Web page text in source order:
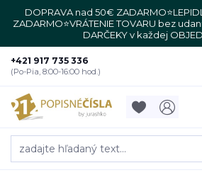
DOPRAVA nad 50€
ZADARMO⭐VRÁTENIE TOVARU bez
DARČEKY v každej
+421 917 735 336
(Po-Pia, 8:00-16:00 hod.)